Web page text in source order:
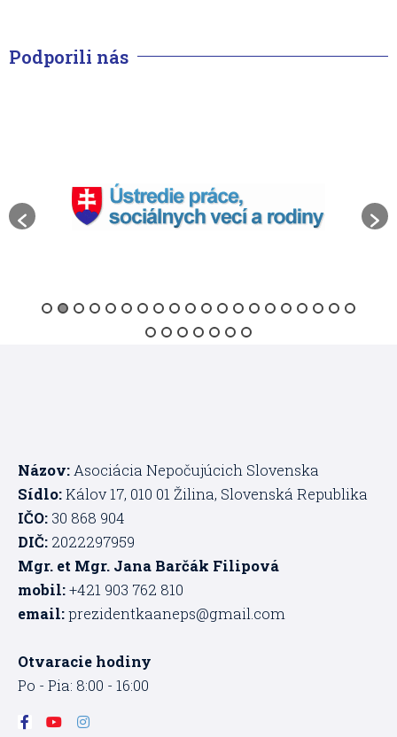
Podporili nás
Názov: Asociácia Nepočujúcich Slovenska
Sídlo:Kálov 17, 010 01 Žilina, Slovenská Republika
IČO: 30 868 904
DIČ: 2022297959
Mgr. et Mgr. Jana Barčák Filipová
mobil:+421 903 762 810
email:prezidentkaaneps@gmail.com
Otvaracie hodiny
Po - Pia: 8:00 - 16:00
F
Y I